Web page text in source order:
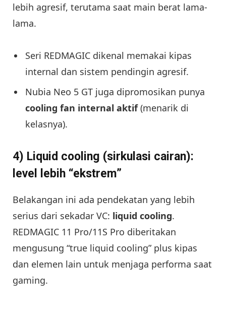
lebih agresif, terutama saat main berat lama-
lama.
Seri REDMAGIC dikenal memakai kipas
internal dan sistem pendingin agresif.
Nubia Neo 5 GT juga dipromosikan punya
cooling fan internal aktif(menarik di
kelasnya).
4) Liquid cooling (sirkulasi cairan):
level lebih “ekstrem”
Belakangan ini ada pendekatan yang lebih
serius dari sekadar VC: liquid cooling.
REDMAGIC 11 Pro/11S Pro diberitakan
mengusung “true liquid cooling” plus kipas
dan elemen lain untuk menjaga performa saat
gaming.